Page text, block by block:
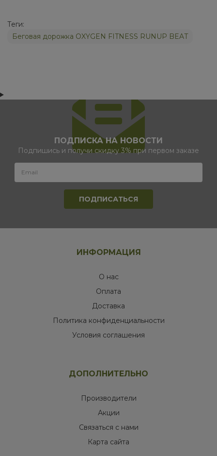
Теги:
Беговая дорожка OXYGEN FITNESS RUNUP BEAT
ПОДПИСКА НА НОВОСТИ
Подпишись и получи скидку 3% при первом заказе
ИНФОРМАЦИЯ
О нас
Оплата
Доставка
Политика конфиденциальности
Условия соглашения
ДОПОЛНИТЕЛЬНО
Производители
Акции
Связаться с нами
Карта сайта